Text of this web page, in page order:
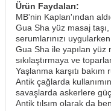
Ürün Faydaları:
MB'nin Kaplan'ından
Gua Sha yüz masaj taşı,
serumlarınızı
Gua Sha ile yapılan yüz
sıkılaştırmaya ve
Yaşlanma karşıtı bakım
Antik çağlarda
savaşlarda askerlere güç
Antik tılsım olarak da